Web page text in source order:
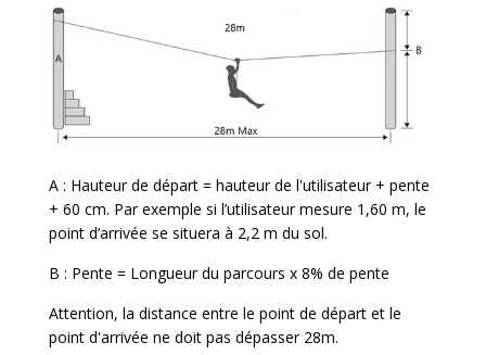
A : Hauteur de départ = hauteur de l'utilisateur + pente
+ 60 cm. Par exemple si l’utilisateur mesure 1,60 m, le
point d’arrivée se situera à 2,2 m du sol.
B : Pente = Longueur du parcours x 8% de pente
Attention, la distance entre le point de départ et le
point d'arrivée ne doit pas dépasser 28m.